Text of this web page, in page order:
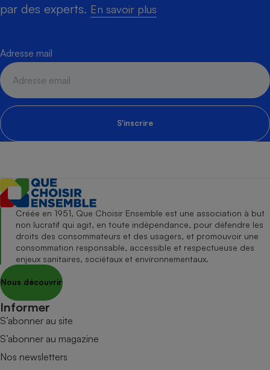
par des experts. En savoir plus
Adresse mail
S'inscrire
Créée en 1951, Que Choisir Ensemble est une association à but
non lucratif qui agit, en toute indépendance, pour défendre les
droits des consommateurs et des usagers, et promouvoir une
consommation responsable, accessible et respectueuse des
enjeux sanitaires, sociétaux et environnementaux.
Nous découvrir
Informer
S’abonner au site
S’abonner au magazine
Nos newsletters